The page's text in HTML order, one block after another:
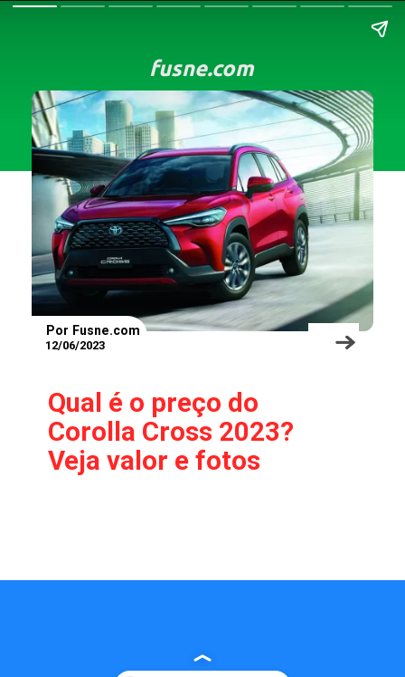
Por Fusne.com
12/06/2023
Qual é o preço do
Corolla Cross 2023?
Veja valor e fotos
fusne.com